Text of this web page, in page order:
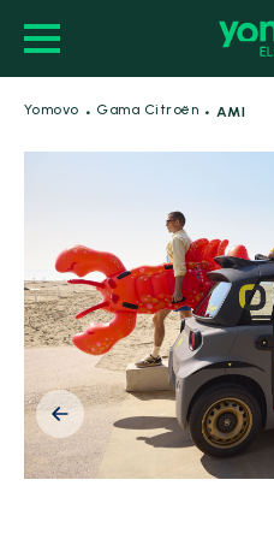
Yomovo · Gama Citroën · AMI